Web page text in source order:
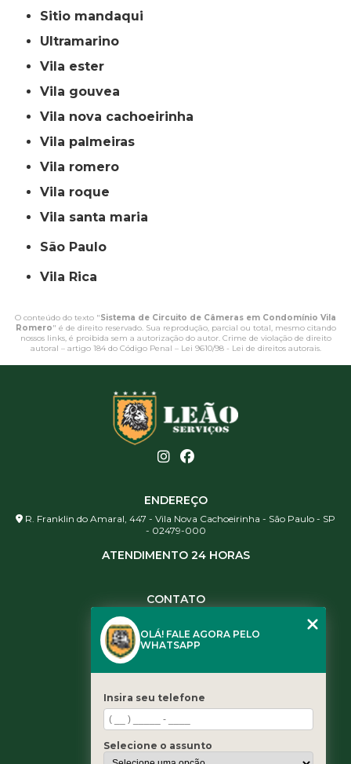
sitio mandaqui
ultramarino
vila ester
vila gouvea
vila nova cachoeirinha
vila palmeiras
vila romero
vila roque
vila santa maria
São Paulo
Vila Rica
O conteúdo do texto "Sistema de Circuito de Câmeras em Condomínio Vila
Romero" é de direito reservado. Sua reprodução, parcial ou total, mesmo citando
nossos links, é proibida sem a autorização do autor. Crime de violação de direito
autoral – artigo 184 do Código Penal – Lei 9610/98 - Lei de direitos autorais.
ENDEREÇO
R. Franklin do Amaral, 447 - Vila Nova Cachoeirinha - São Paulo - SP
- 02479-000
ATENDIMENTO 24 HORAS
CONTATO
(11) 3461-5871
contato@leaoservicos.com.br
Home
Quem somos
OLÁ! FALE AGORA PELO
WHATSAPP
Insira seu telefone
Selecione o assunto